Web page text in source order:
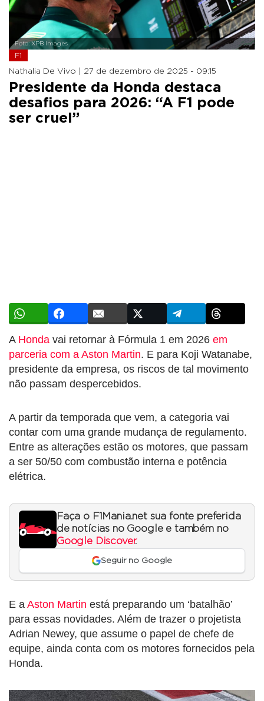
Foto: XPB Images
F1
Nathalia De Vivo | 27 de dezembro de 2025 - 09:15
Presidente da Honda destaca
desafios para 2026: “A F1 pode
ser cruel”
A Honda vai retornar à Fórmula 1 em 2026 em
parceria com a Aston Martin. E para Koji Watanabe,
presidente da empresa, os riscos de tal movimento
não passam despercebidos.
A partir da temporada que vem, a categoria vai
contar com uma grande mudança de regulamento.
Entre as alterações estão os motores, que passam
a ser 50/50 com combustão interna e potência
elétrica.
Faça o F1Mania.net sua fonte preferida
de notícias no Google e também no
Google Discover.
Seguir no Google
E a Aston Martin está preparando um ‘batalhão’
para essas novidades. Além de trazer o projetista
Adrian Newey, que assume o papel de chefe de
equipe, ainda conta com os motores fornecidos pela
Honda.